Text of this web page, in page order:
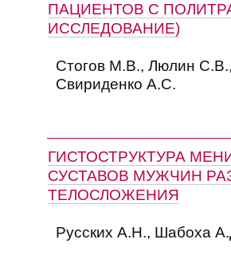
ПАЦИЕНТОВ С
ИССЛЕДОВАНИЕ)
Стогов М.В., Люлин
Свириденко А.С.
ГИСТОСТРУКТУРА
СУСТАВОВ МУЖЧИН
ТЕЛОСЛОЖЕНИЯ
Русских А.Н., Шабоха